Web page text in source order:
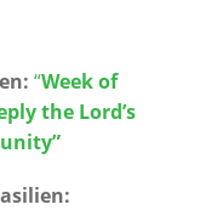
“Week of
the Lord’s